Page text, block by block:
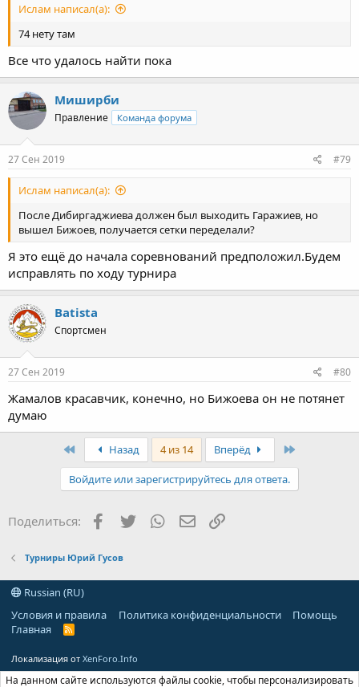
Ислам написал(а):
74 нету там
Все что удалось найти пока
Миширби
Правление Команда форума
27 Сен 2019 #79
Ислам написал(а):
После Дибиргаджиева должен был выходить Гаражиев, но
вышел Бижоев, получается сетки переделали?
Я это ещё до начала соревнований предположил.Будем
исправлять по ходу турнира
Batista
Спортсмен
27 Сен 2019 #80
Жамалов красавчик, конечно, но Бижоева он не потянет
думаю
First Назад 4 из 14 Вперёд
Войдите или зарегистрируйтесь для ответа.
Поделиться: Facebook
Twitter WhatsAppЭлектронная почта
Турниры Юрий Гусов
Russian (RU)
Условия и правила
Политика конфиденциальности
Помощь
Главная
R
Локализация от XenForo.Info
На данном сайте используются файлы cookie, чтобы персонализировать